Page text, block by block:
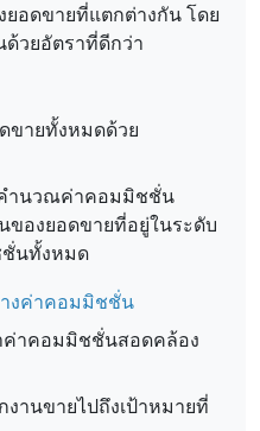
อดขายที่แตกต่างกัน โดย
วยอัตราที่ดีกว่า
ขายทั้งหมดด้วย
ำนวณค่าคอมมิชชั่น
ของยอดขายที่อยู่ในระดับ
นทั้งหมด
างค่าคอมมิชชั่น
ค่าคอมมิชชั่นสอดคล้อง
านขายไปถึงเป้าหมายที่